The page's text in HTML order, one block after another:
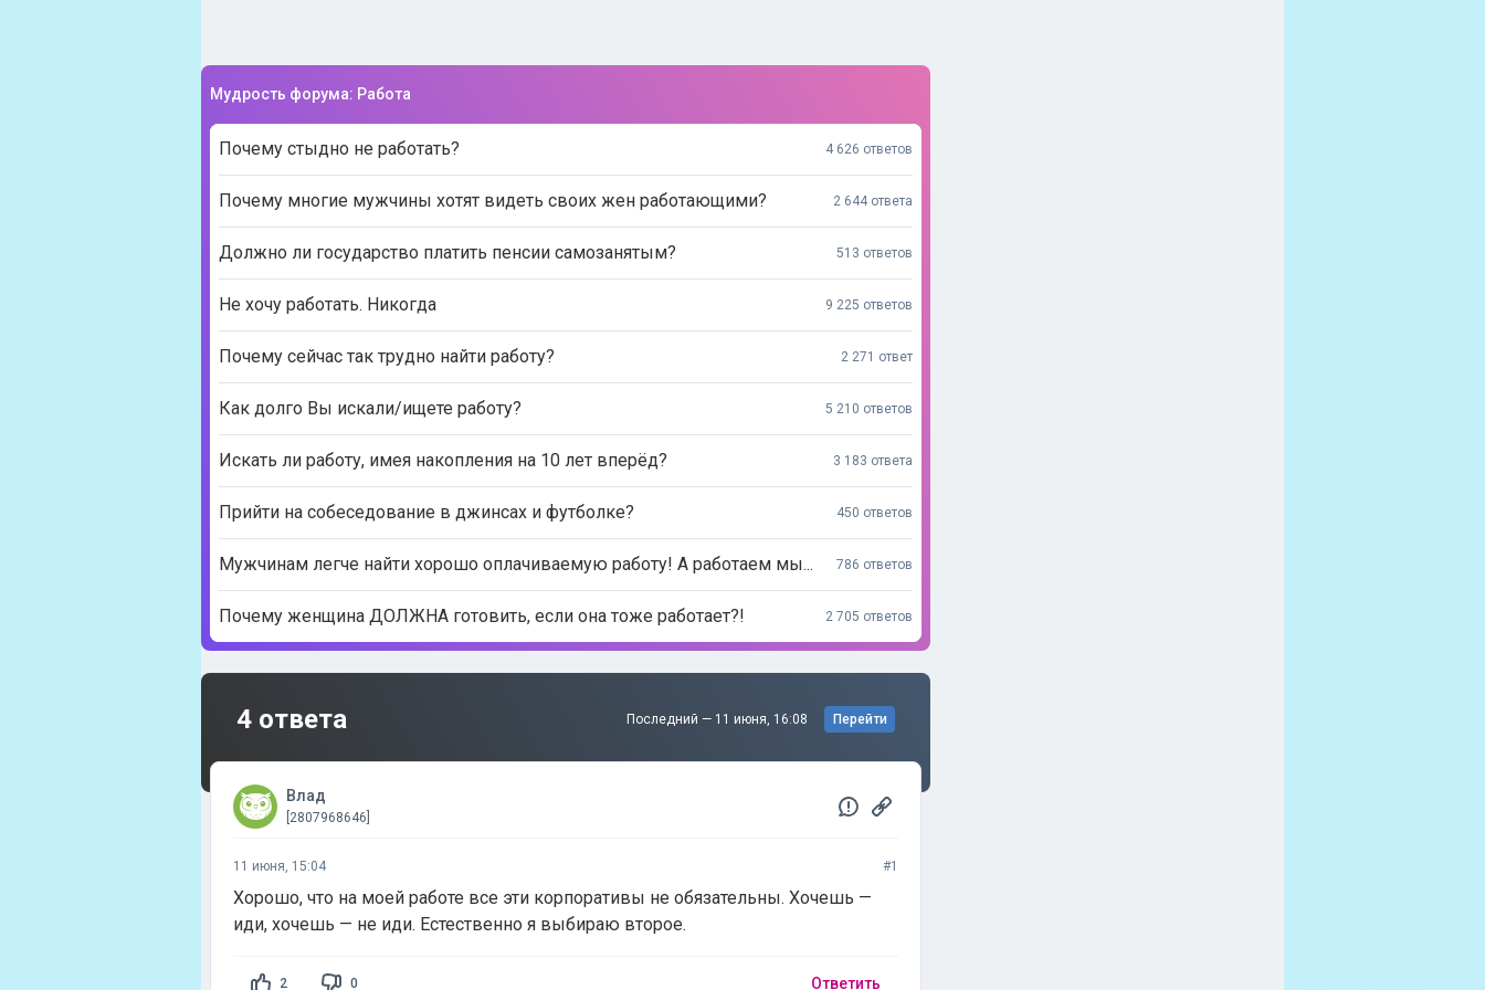
Мудрость форума: Работа
Почему стыдно не работать? 4 626 ответов
Почему многие мужчины хотят видеть своих жен работающими? 2 644 ответа
Должно ли государство платить пенсии самозанятым? 513 ответов
Не хочу работать. Никогда 9 225 ответов
Почему сейчас так трудно найти работу? 2 271 ответ
Как долго Вы искали/ищете работу? 5 210 ответов
Искать ли работу, имея накопления на 10 лет вперёд? 3 183 ответа
Прийти на собеседование в джинсах и футболке? 450 ответов
Мужчинам легче найти хорошо оплачиваемую работу! А работаем мы... 786 ответов
Почему женщина ДОЛЖНА готовить, если она тоже работает?! 2 705 ответов
4 ответа Последний — 11 июня, 16:08 Перейти
Влад
[2807968646]
11 июня, 15:04 #1
Хорошо, что на моей работе все эти корпоративы не обязательны. Хочешь —
иди, хочешь — не иди. Естественно я выбираю второе.
2 0 Ответить